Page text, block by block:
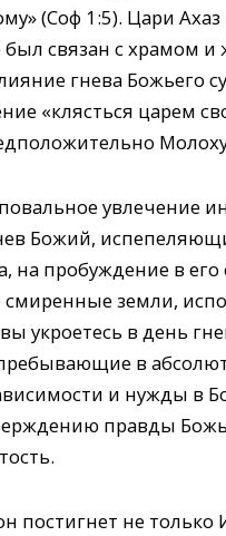
(Соф 1:5). Цари
был связан с храмом
гнева Божьего
«клясться царем
увлечение
Божий,
на пробуждение в
земли,
укроетесь в день
в
и нужды в
правды
постигнет не